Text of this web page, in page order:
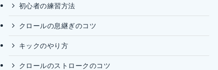
初心者の練習方法
クロールの息継ぎのコツ
キックのやり方
クロールのストロークのコツ